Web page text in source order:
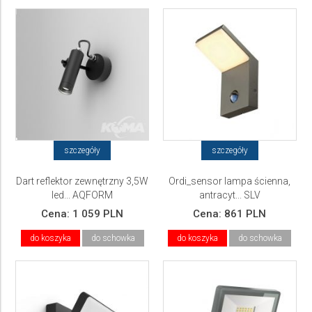
szczegóły
Dart reflektor zewnętrzny 3,5W
led... AQFORM
Cena: 1 059 PLN
do koszyka do schowka
szczegóły
Ordi_sensor lampa ścienna,
antracyt... SLV
Cena: 861 PLN
do koszyka do schowka